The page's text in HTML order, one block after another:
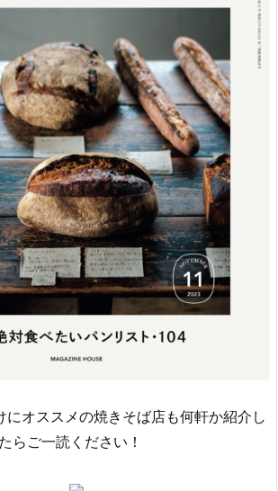
オススメの焼きそば店も何軒か紹介し
らご一読ください！